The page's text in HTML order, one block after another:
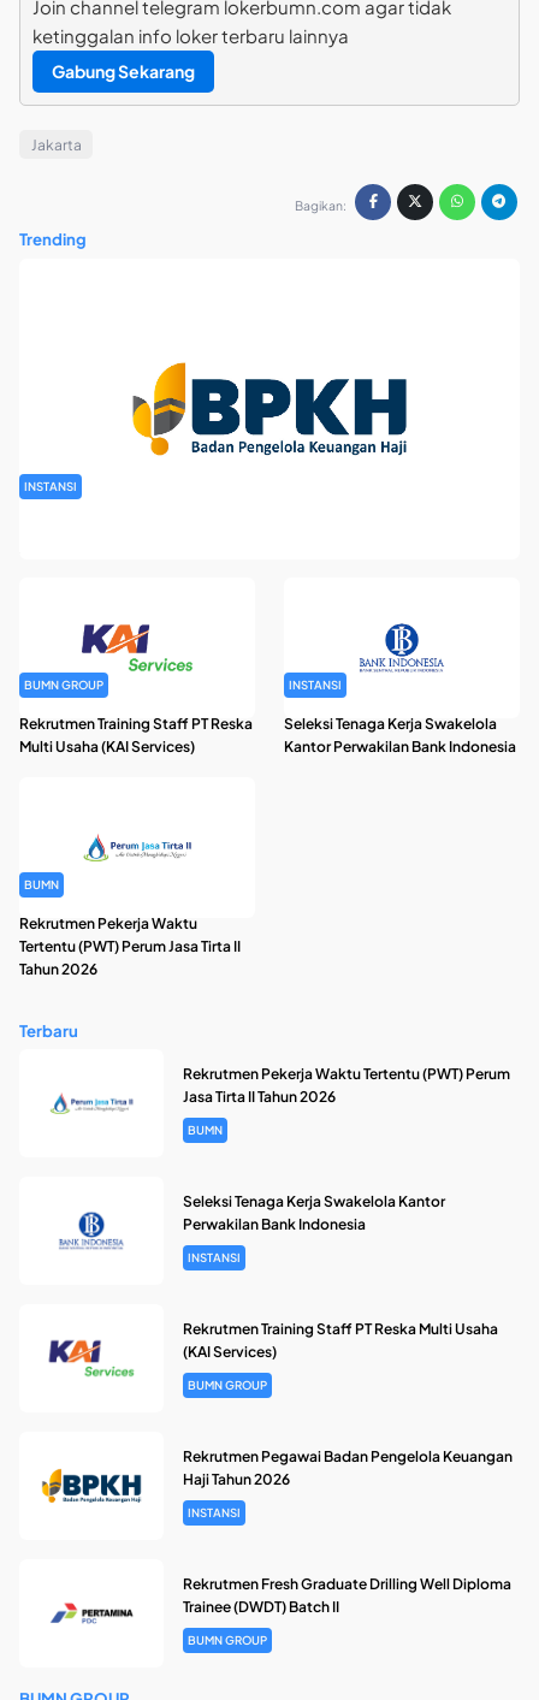
Join channel telegram lokerbumn.com agar tidak
ketinggalan info loker terbaru lainnya
Gabung Sekarang
Jakarta
Bagikan:
Trending
INSTANSI
BUMN GROUP
Rekrutmen Training Staff PT Reska
Multi Usaha (KAI Services)
INSTANSI
Seleksi Tenaga Kerja Swakelola
Kantor Perwakilan Bank Indonesia
BUMN
Rekrutmen Pekerja Waktu
Tertentu (PWT) Perum Jasa Tirta II
Tahun 2026
Terbaru
Rekrutmen Pekerja Waktu Tertentu (PWT) Perum
Jasa Tirta II Tahun 2026
BUMN
Seleksi Tenaga Kerja Swakelola Kantor
Perwakilan Bank Indonesia
INSTANSI
Rekrutmen Training Staff PT Reska Multi Usaha
(KAI Services)
BUMN GROUP
Rekrutmen Pegawai Badan Pengelola Keuangan
Haji Tahun 2026
INSTANSI
Rekrutmen Fresh Graduate Drilling Well Diploma
Trainee (DWDT) Batch II
BUMN GROUP